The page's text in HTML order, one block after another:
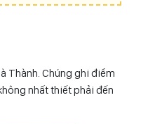
Thành. Chúng ghi điểm
nhất thiết phải đến